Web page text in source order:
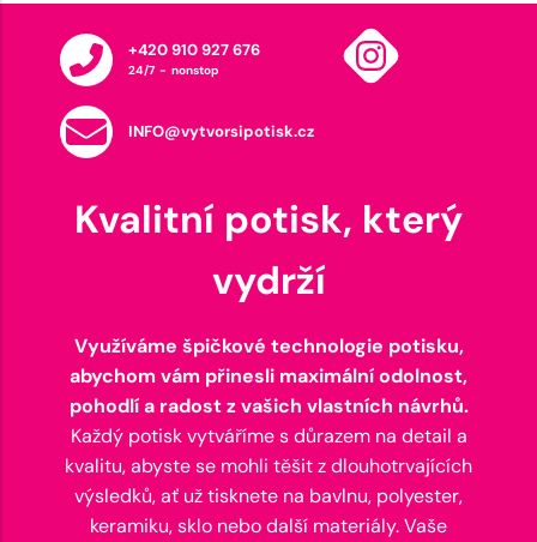
+420 910 927 676
24/7 - nonstop
INFO@vytvorsipotisk.cz
Kvalitní potisk, který
vydrží
Využíváme špičkové technologie potisku,
abychom vám přinesli maximální odolnost,
pohodlí a radost z vašich vlastních návrhů.
Každý potisk vytváříme s důrazem na detail a
kvalitu, abyste se mohli těšit z dlouhotrvajících
výsledků, ať už tisknete na bavlnu, polyester,
keramiku, sklo nebo další materiály. Vaše